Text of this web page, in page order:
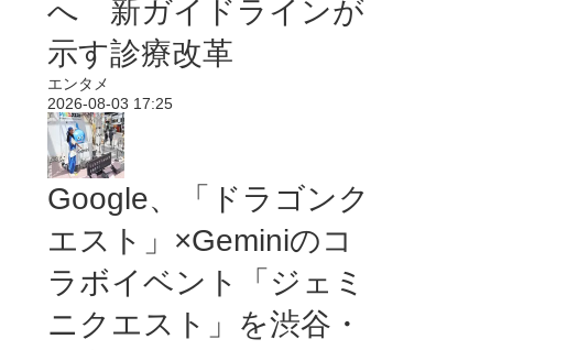
へ 新ガイドラインが
示す診療改革
エンタメ
2026-08-03 17:25
Google、「ドラゴンク
エスト」×Geminiのコ
ラボイベント「ジェミ
ニクエスト」を渋谷・